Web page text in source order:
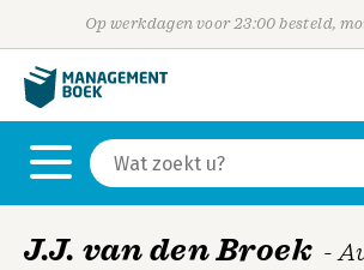
Op werkdagen voor 23:00 besteld,
J.J. van den Broek -